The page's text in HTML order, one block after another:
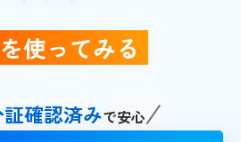
使ってみる
確認済みで安心